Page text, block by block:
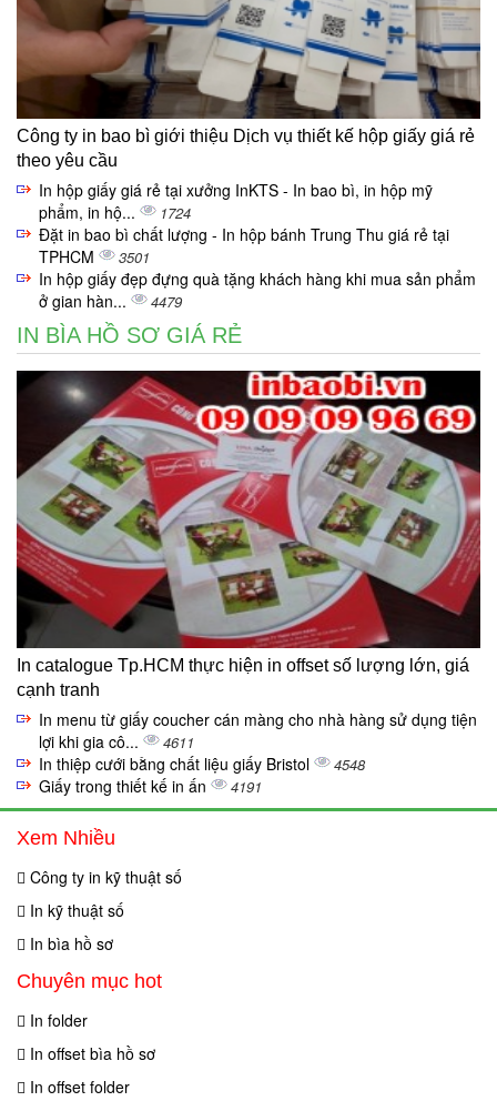
Công ty in bao bì giới thiệu Dịch vụ thiết kế hộp giấy giá rẻ
theo yêu cầu
In hộp giấy giá rẻ tại xưởng InKTS - In bao bì, in hộp mỹ
phẩm, in hộ...
1724
Đặt in bao bì chất lượng - In hộp bánh Trung Thu giá rẻ tại
TPHCM
3501
In hộp giấy đẹp đựng quà tặng khách hàng khi mua sản phẩm
ở gian hàn...
4479
IN BÌA HỒ SƠ GIÁ RẺ
In catalogue Tp.HCM thực hiện in offset số lượng lớn, giá
cạnh tranh
In menu từ giấy coucher cán màng cho nhà hàng sử dụng tiện
lợi khi gia cô...
4611
In thiệp cưới bằng chất liệu giấy Bristol 4548
Giấy trong thiết kế in ấn 4191
Xem Nhiều
Công ty in kỹ thuật số
In kỹ thuật số
In bìa hồ sơ
Chuyên mục hot
In folder
In offset bìa hồ sơ
In offset folder